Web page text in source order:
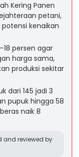
Kering Panen
petani,
kenaikan
persen agar
harga sama,
produksi sekitar
dari 145 jadi 3
pupuk hingga 58
naik 8
and reviewed by